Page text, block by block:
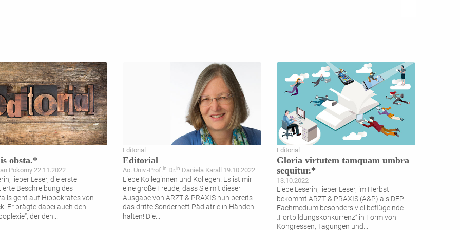
obsta.*
Pokorny 22.11.2022
lieber Leser, die erste
Beschreibung des
geht auf Hippokrates von
Er prägte dabei auch den
der den...
Editorial
Editorial
Ao. Univ.-Prof.in Dr.in Daniela Karall 19.10.2022
Liebe Kolleginnen und Kollegen! Es ist mir
eine große Freude, dass Sie mit dieser
Ausgabe von ARZT & PRAXIS nun bereits
das dritte Sonderheft Pädiatrie in Händen
halten! Die...
Editorial
Gloria virtutem tamquam umbra
sequitur.*
13.10.2022
Liebe Leserin, lieber Leser, im Herbst
bekommt ARZT & PRAXIS (A&P) als DFP-
Fachmedium besonders viel beflügelnde
„Fortbildungskonkurrenz“ in Form von
Kongressen, Tagungen und...